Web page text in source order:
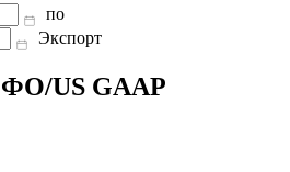
по
Экспорт
US GAAP